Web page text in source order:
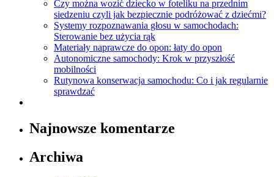
Czy można wozić dziecko w foteliku na przednim
siedzeniu czyli jak bezpiecznie podróżować z dziećmi?
Systemy rozpoznawania głosu w samochodach:
Sterowanie bez użycia rąk
Materiały naprawcze do opon: łaty do opon
Autonomiczne samochody: Krok w przyszłość
mobilności
Rutynowa konserwacja samochodu: Co i jak regularnie
sprawdzać
Najnowsze komentarze
Archiwa